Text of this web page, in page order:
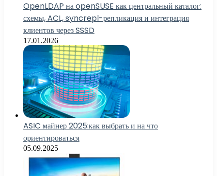
OpenLDAP на openSUSE как центральный каталог:
схемы, ACL, syncrepl-репликация и интеграция
клиентов через SSSD
17.01.2026
ASIC майнер 2025:как выбрать и на что
ориентироваться
05.09.2025